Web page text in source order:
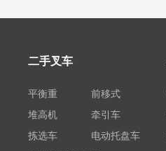
二手叉车
平衡重
前移式
堆高机
牵引车
拣选车
电动托盘车